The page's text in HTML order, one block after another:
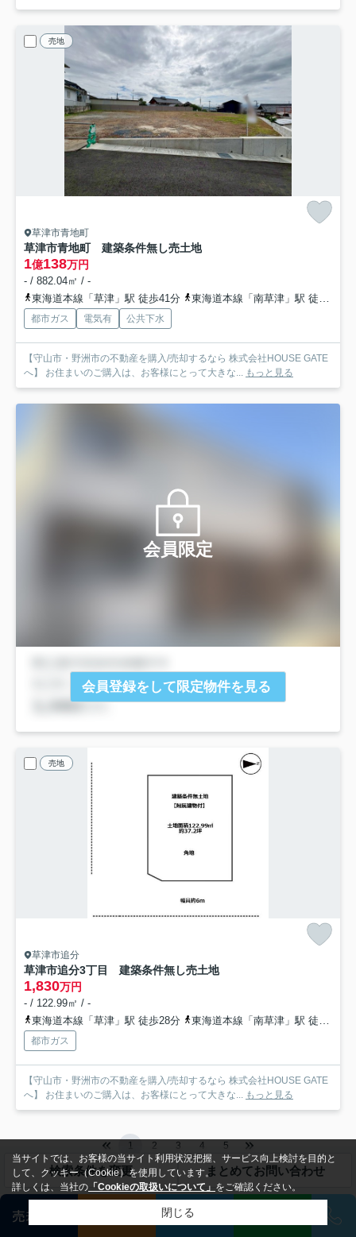
売地
草津市青地町
草津市青地町 建築条件無し売土地
1億138万円
- / 882.04㎡ / -
東海道本線「草津」駅 徒歩41分
東海道本線「南草津」駅 徒歩35分
都市ガス 電気有 公共下水
【守山市・野洲市の不動産を購入/売却するなら 株式会社HOUSE GATE
へ】 お住まいのご購入は、お客様にとって大きな... もっと見る
会員限定
会員登録をして限定物件を見る
売地
草津市追分
草津市追分3丁目 建築条件無し売土地
1,830万円
- / 122.99㎡ / -
東海道本線「草津」駅 徒歩28分
東海道本線「南草津」駅 徒歩26分
都市ガス
【守山市・野洲市の不動産を購入/売却するなら 株式会社HOUSE GATE
へ】 お住まいのご購入は、お客様にとって大きな... もっと見る
1 2 3 4 5
検索条件を変更 まとめてお問い合わせ
売却査定 相談
当サイトでは、お客様の当サイト利用状況把握、サービス向上検討を目的と
して、クッキー（Cookie）を使用しています。
詳しくは、当社の 「Cookieの取扱いについて」 をご確認ください。
閉じる